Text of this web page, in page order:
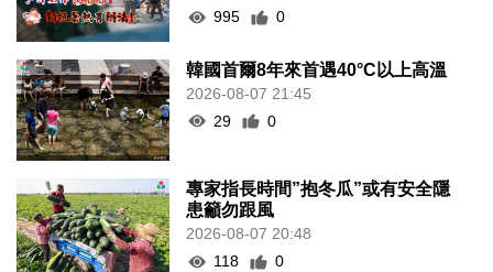
995
0
韓國首爾8年來首遇40°C以上高溫
2026-08-07 21:45
29
0
專家指長時間”抱冬瓜”或有安全隱
患籲勿跟風
2026-08-07 20:48
118
0